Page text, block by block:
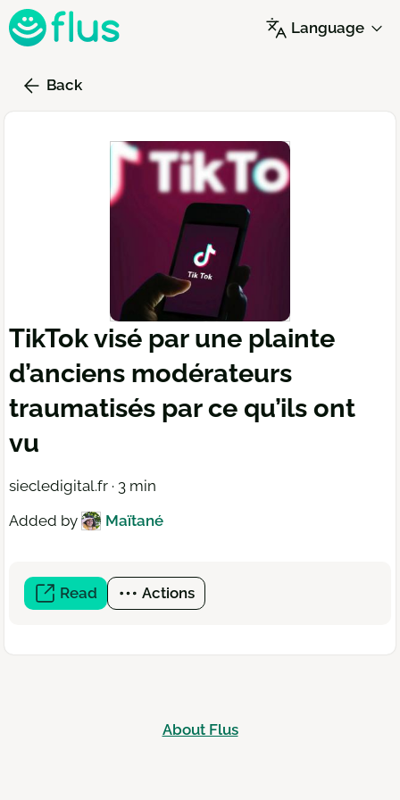
Skip
to
content
Language
Back
TikTok visé par une plainte
d’anciens modérateurs
traumatisés par ce qu’ils ont
vu
siecledigital.fr · 3 min
Added by
Maïtané
Read (open
a
window)
Actions
About Flus